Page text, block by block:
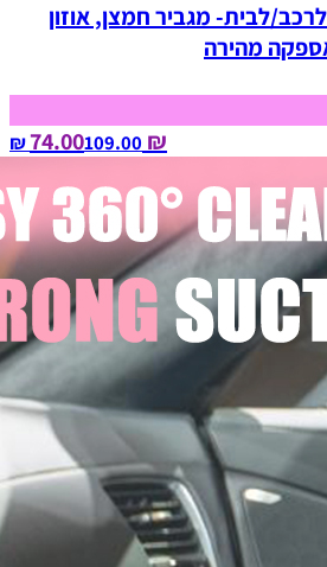
לבית- מגביר חמצן, אוזון
מהירה
₪ 74.00
109.00‏ ₪